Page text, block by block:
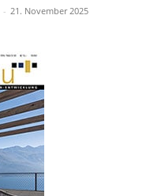
- 21. November 2025